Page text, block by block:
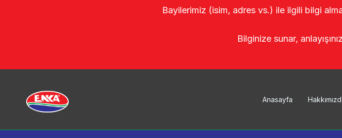
Bayilerimiz (isim, adres vs.) ile ilgili bilgi
Bilginize sunar,
Anasayfa